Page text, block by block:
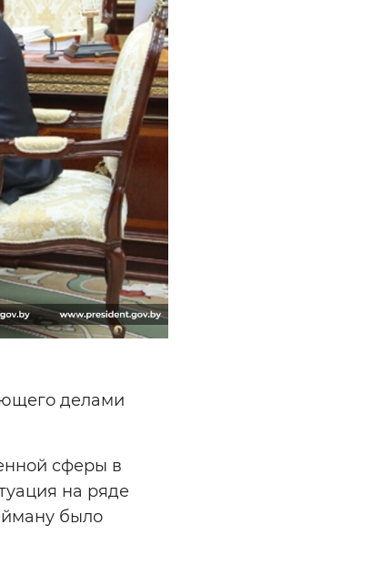
делами
сферы в
на ряде
было